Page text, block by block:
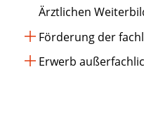
Ärztlichen
Förderung der
Erwerb